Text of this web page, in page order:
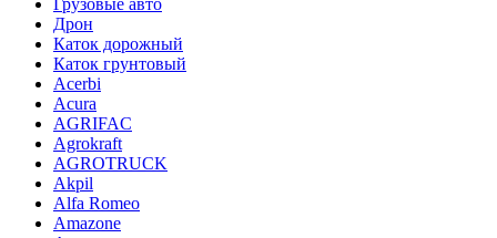
Дрон
Каток дорожный
Каток грунтовый
Acerbi
Acura
AGRIFAC
Agrokraft
AGROTRUCK
Akpil
Alfa Romeo
Amazone